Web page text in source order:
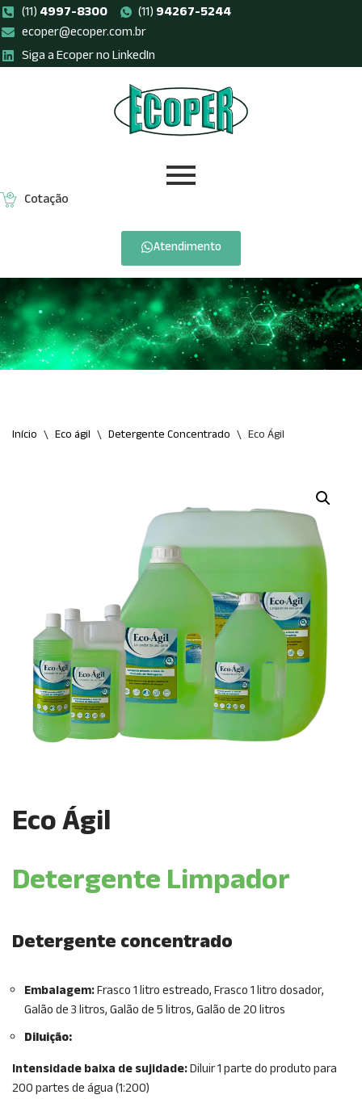
Pular
para
(11)4997-8300 (11)94267-5244
ecoper@ecoper.com.br
Siga a Ecoper no LinkedIn
Cotação
Atendimento
Início \ Eco ágil \ Detergente Concentrado \ Eco Ágil
Eco Ágil
Detergente Limpador
Detergente concentrado
Embalagem:Frasco 1 litro estreado, Frasco 1 litro dosador,
Galão de 3 litros, Galão de 5 litros, Galão de 20 litros
Diluição:
Intensidade baixa de sujidade:Diluir 1 parte do produto para
200 partes de água (1:200)